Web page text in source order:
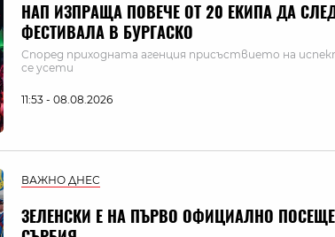
НАП ИЗПРАЩА ПОВЕЧЕ ОТ 20 ЕКИПА ДА
ФЕСТИВАЛА В БУРГАСКО
Според приходната агенция присъствието на
се усети
11:53 - 08.08.2026
ВАЖНО ДНЕС
ЗЕЛЕНСКИ Е НА ПЪРВО ОФИЦИАЛНО